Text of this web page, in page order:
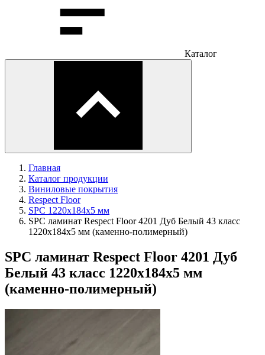
Каталог
Главная
Каталог продукции
Виниловые покрытия
Respect Floor
SPC 1220х184х5 мм
SPC ламинат Respect Floor 4201 Дуб Белый 43 класс
1220х184х5 мм (каменно-полимерный)
SPC ламинат Respect Floor 4201 Дуб
Белый 43 класс 1220х184х5 мм
(каменно-полимерный)